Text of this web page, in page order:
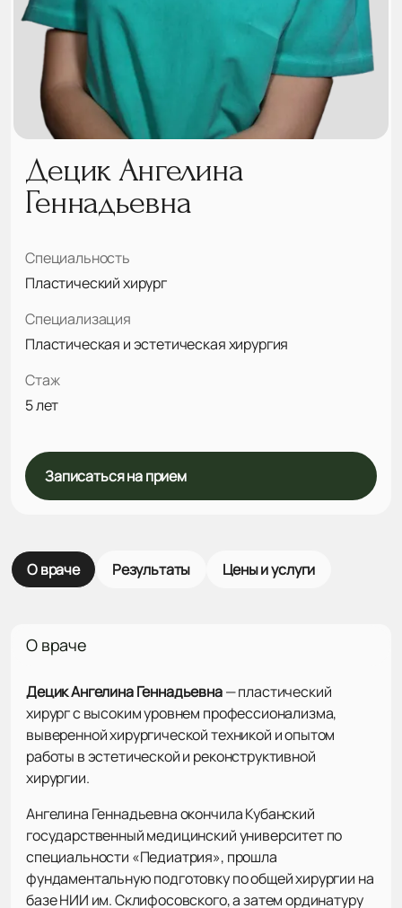
Децик Ангелина
Геннадьевна
Специальность
Пластический хирург
Специализация
Пластическая и эстетическая хирургия
Стаж
5 лет
Записаться на прием
О враче Результаты Цены и услуги
О враче
Децик Ангелина Геннадьевна— пластический
хирург с высоким уровнем профессионализма,
выверенной хирургической техникой и опытом
работы в эстетической и реконструктивной
хирургии.
Ангелина Геннадьевна окончила Кубанский
государственный медицинский университет по
специальности «Педиатрия», прошла
фундаментальную подготовку по общей хирургии на
базе НИИ им. Склифосовского, а затем ординатуру